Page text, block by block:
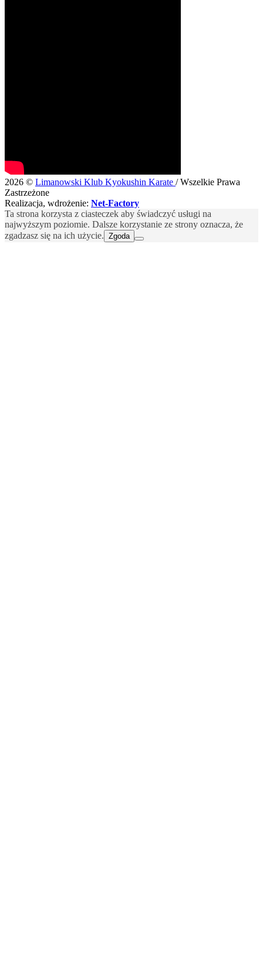
2026 © Limanowski Klub Kyokushin Karate / Wszelkie Prawa
Zastrzeżone
Realizacja, wdrożenie: Net-Factory
Ta strona korzysta z ciasteczek aby świadczyć usługi na
najwyższym poziomie. Dalsze korzystanie ze strony oznacza, że
zgadzasz się na ich użycie. Zgoda